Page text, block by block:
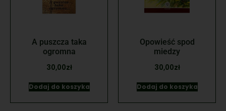
A puszcza taka
ogromna
30,00zł
Dodaj do koszyka
Opowieść spod
miedzy
30,00zł
Dodaj do koszyka